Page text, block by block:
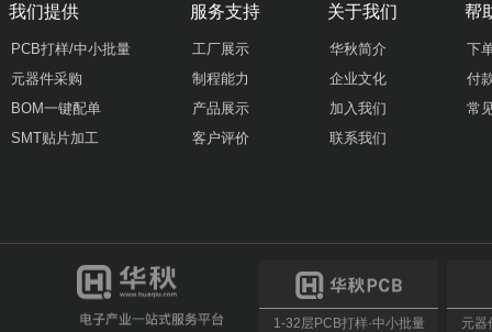
我们提供
PCB打样/中小批量
元器件采购
BOM一键配单
SMT贴片加工
服务支持
工厂展示
制程能力
产品展示
客户评价
关于我们
华秋简介
企业文化
加入我们
联系我们
帮
下
付
常
1-32层PCB打样·中小批量 元器